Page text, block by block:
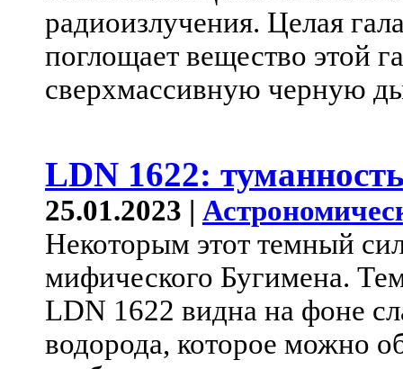
радиоизлучения. Целая
поглощает вещество этой
сверхмассивную черную
LDN 1622:
25.01.2023 |
Некоторым этот темный
мифического Бугимена.
LDN 1622 видна на фоне
водорода, которое можно